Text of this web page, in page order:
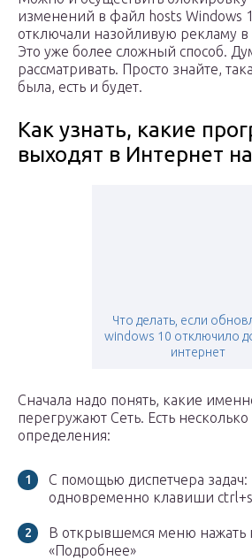
изменений в файл hosts Windows
отключали назойливую рекламу
Это уже более сложный способ.
рассматривать. Просто знайте,
была, есть и будет.
Как узнать, какие
выходят в Интернет
Что делать, если
windows 10 отключило
интернет
Сначала надо понять, какие
перегружают Сеть. Есть несколько
определения:
С помощью диспетчера задач:
одновременно клавиши
В открывшемся меню нажать
«Подробнее»